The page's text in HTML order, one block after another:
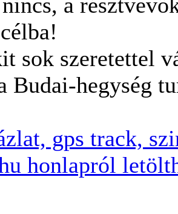
sok szeretettel
Budai-hegység
gps track,
honlapról